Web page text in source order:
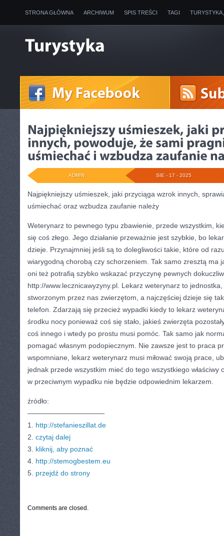
STRONA GŁÓWNA ARCHIWUM SPIS TREŚCI TAGI
SIE - 17 - 2025
ADMIN
Najpiękniejszy uśmieszek, jaki przyciąga wzrok innych,
uśmiechać oraz wzbudza zaufanie należy
Weterynarz to pewnego typu zbawienie, przede wszystkim,
się coś złego. Jego działanie przeważnie jest szybkie, bo
dzieje. Przynajmniej jeśli są to dolegliwości takie, które od
wiarygodną chorobą czy schorzeniem. Tak samo zresztą ma
oni też potrafią szybko wskazać przyczynę pewnych
http://www.lecznicawyzyny.pl. Lekarz weterynarz to
stworzonym przez nas zwierzętom, a najczęściej dzieje się
telefon. Zdarzają się przecież wypadki kiedy to lekarz
środku nocy ponieważ coś się stało, jakieś zwierzęta
coś innego i wtedy po prostu musi pomóc. Tak samo jak
pomagać własnym podopiecznym. Nie zawsze jest to praca
wspomniane, lekarz weterynarz musi miłować swoją prace,
jednak przede wszystkim mieć do tego wszystkiego właściwy
w przeciwnym wypadku nie będzie odpowiednim lekarzem.
źródło:
———————————
1. http://stefanieszillat.de
2. czytaj dalej
3. kliknij, aby poznać
4. http://stemogbestem.eu
5. przejdź do strony
Comments are closed.